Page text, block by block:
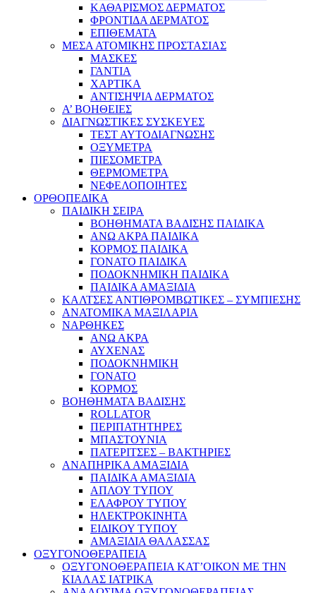
ΚΑΘΑΡΙΣΜΟΣ ΔΕΡΜΑΤΟΣ
ΦΡΟΝΤΙΔΑ ΔΕΡΜΑΤΟΣ
ΕΠΙΘΕΜΑΤΑ
ΜΕΣΑ ΑΤΟΜΙΚΗΣ ΠΡΟΣΤΑΣΙΑΣ
ΜΑΣΚΕΣ
ΓΑΝΤΙΑ
ΧΑΡΤΙΚΑ
ΑΝΤΙΣΗΨΙΑ ΔΕΡΜΑΤΟΣ
Α’ ΒΟΗΘΕΙΕΣ
ΔΙΑΓΝΩΣΤΙΚΕΣ ΣΥΣΚΕΥΕΣ
ΤΕΣΤ ΑΥΤΟΔΙΑΓΝΩΣΗΣ
ΟΞΥΜΕΤΡΑ
ΠΙΕΣΟΜΕΤΡΑ
ΘΕΡΜΟΜΕΤΡΑ
ΝΕΦΕΛΟΠΟΙΗΤΕΣ
ΟΡΘΟΠΕΔΙΚΑ
ΠΑΙΔΙΚΗ ΣΕΙΡΑ
ΒΟΗΘΗΜΑΤΑ ΒΑΔΙΣΗΣ ΠΑΙΔΙΚΑ
ΑΝΩ ΑΚΡΑ ΠΑΙΔΙΚΑ
ΚΟΡΜΟΣ ΠΑΙΔΙΚΑ
ΓΟΝΑΤΟ ΠΑΙΔΙΚΑ
ΠΟΔΟΚΝΗΜΙΚΗ ΠΑΙΔΙΚΑ
ΠΑΙΔΙΚΑ ΑΜΑΞΙΔΙΑ
ΚΑΛΤΣΕΣ ΑΝΤΙΘΡΟΜΒΩΤΙΚΕΣ – ΣΥΜΠΙΕΣΗΣ
ΑΝΑΤΟΜΙΚΑ ΜΑΞΙΛΑΡΙΑ
ΝΑΡΘΗΚΕΣ
ΑΝΩ ΑΚΡΑ
ΑΥΧΕΝΑΣ
ΠΟΔΟΚΝΗΜΙΚΗ
ΓΟΝΑΤΟ
ΚΟΡΜΟΣ
ΒΟΗΘΗΜΑΤΑ ΒΑΔΙΣΗΣ
ROLLATOR
ΠΕΡΙΠΑΤΗΤΗΡΕΣ
ΜΠΑΣΤΟΥΝΙΑ
ΠΑΤΕΡΙΤΣΕΣ – ΒΑΚΤΗΡΙΕΣ
ΑΝΑΠΗΡΙΚΑ ΑΜΑΞΙΔΙΑ
ΠΑΙΔΙΚΑ ΑΜΑΞΙΔΙΑ
ΑΠΛΟΥ ΤΥΠΟΥ
ΕΛΑΦΡΟΥ ΤΥΠΟΥ
ΗΛΕΚΤΡΟΚΙΝΗΤΑ
ΕΙΔΙΚΟΥ ΤΥΠΟΥ
ΑΜΑΞΙΔΙΑ ΘΑΛΑΣΣΑΣ
ΟΞΥΓΟΝΟΘΕΡΑΠΕΙΑ
ΟΞΥΓΟΝΟΘΕΡΑΠΕΙΑ ΚΑΤ’ΟΙΚΟΝ ΜΕ ΤΗΝ
ΚΙΑΛΑΣ ΙΑΤΡΙΚΑ